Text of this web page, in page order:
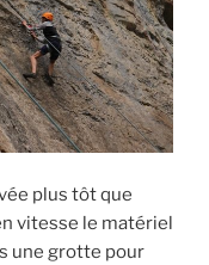
plus tôt que
vitesse le matériel
une grotte pour